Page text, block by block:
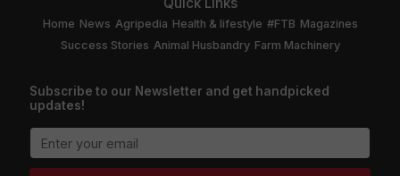
Quick Links
Home News Agripedia Health & lifestyle #FTB Magazines
Success Stories Animal Husbandry Farm Machinery
Subscribe to our Newsletter and get handpicked
updates!